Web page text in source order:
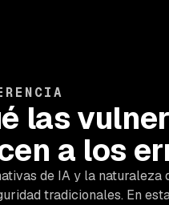
las
a los
de IA y la naturaleza
tradicionales. En